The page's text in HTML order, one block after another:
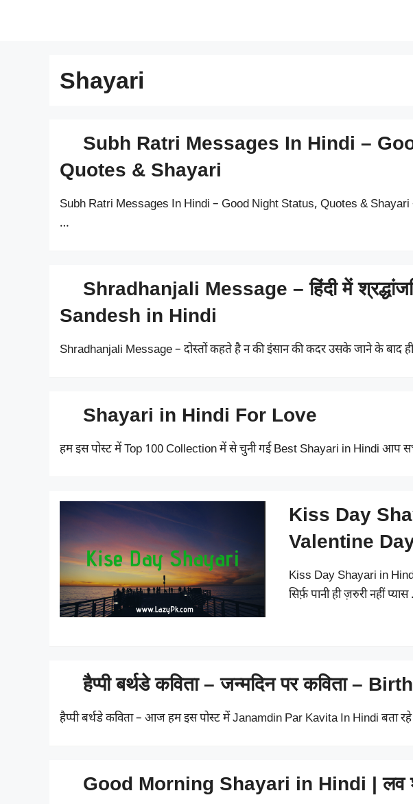
Shayari
Subh Ratri Messages In Hindi –
Quotes & Shayari
Subh Ratri Messages In Hindi – Good Night Status, Quotes & Shayari
…
Shradhanjali Message – हिंदी में
Sandesh in Hindi
Shradhanjali Message – दोस्तों कहते है न की इंसान की कदर उसके जाने के बाद
Shayari in Hindi For Love
हम इस पोस्ट में Top 100 Collection में से चुनी गई Best Shayari in Hindi आप
Kiss Day
Valentine
Kiss Day Shayari in
सिर्फ़ पानी ही ज़रुरी नहीं
हैप्पी बर्थडे कविता – जन्मदिन पर कविता –
हैप्पी बर्थडे कविता – आज हम इस पोस्ट में Janamdin Par Kavita In Hindi बता
Good Morning Shayari in Hindi | लव